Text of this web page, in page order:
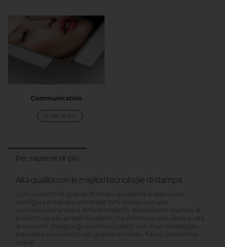
Communication
Scopri di più
Per saperne di più
Alta qualità con le migliori tecnologie di stampa
Con i prodotti di grande formato la visibilità è assicurata:
configura e stampa online per farti notare con una
comunicazione visiva di forte impatto. Realizziamo stampa di
prodotti sia per ambienti esterni che interni su una vasta scelta
di supporti. Raggiungi quanti più clienti con il tuo messaggio
stampato sui prodotti del grande formato. Fai un preventivo
online.